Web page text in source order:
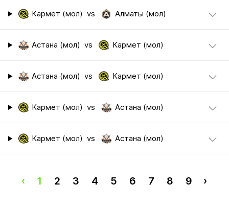
Кармет (мол) vs Алматы (мол)
Астана (мол) vs Кармет (мол)
Астана (мол) vs Кармет (мол)
Кармет (мол) vs Астана (мол)
Кармет (мол) vs Астана (мол)
‹ 1 2 3 4 5 6 7 8 9 ›